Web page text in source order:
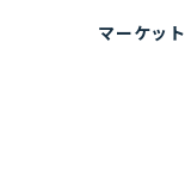
マーケット